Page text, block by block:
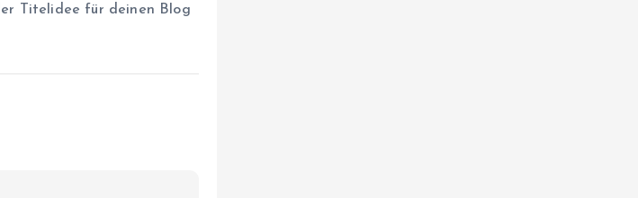
Titelidee für deinen Blog